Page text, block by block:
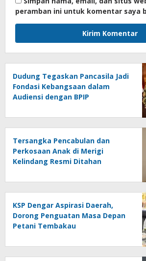
peramban ini untuk komentar saya
Dudung Tegaskan Pancasila Jadi
Fondasi Kebangsaan dalam
Audiensi dengan BPIP
Tersangka Pencabulan dan
Perkosaan Anak di Merigi
Kelindang Resmi Ditahan
KSP Dengar Aspirasi Daerah,
Dorong Penguatan Masa Depan
Petani Tembakau